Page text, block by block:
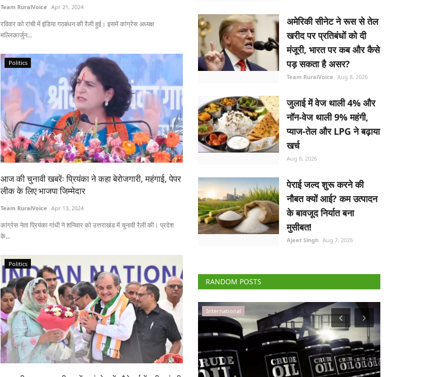
Team RuralVoice Apr 21, 2024
रविवार को रांची में इंडिया गठबंधन की रैली हुई। इसमें कांग्रेस अध्यक्ष
मल्लिकार्जुन...
Politics
आज की चुनावी खबरेंः प्रियंका ने कहा बेरोजगारी, महंगाई, पेपर
लीक के लिए भाजपा जिम्मेदार
Team RuralVoice Apr 13, 2024
कांग्रेस नेता प्रियंका गांधी ने शनिवार को उत्तराखंड में चुनावी रैली की। प्रदेश
के...
Politics
अमेरिकी सीनेट ने रूस से तेल
खरीद पर प्रतिबंधों को दी
मंजूरी, भारत पर कब और कैसे
पड़ सकता है असर?
Team RuralVoice Aug 8, 2026
जुलाई में वेज थाली 4% और
नॉन-वेज थाली 9% महंगी,
प्याज-तेल और LPG ने बढ़ाया
खर्च
Aug 8, 2026
पेराई जल्द शुरू करने की
नौबत क्यों आई? कम उत्पादन
के बावजूद निर्यात बना
मुसीबत!
Ajeet Singh Aug 7, 2026
RANDOM POSTS
International Agribusiness